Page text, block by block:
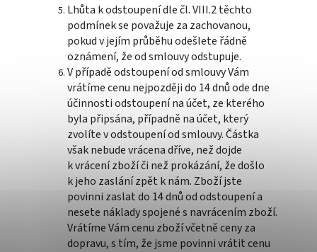
Lhůta k odstoupení dle čl. VIII.2 těchto
podmínek se považuje za zachovanou,
pokud v jejím průběhu odešlete řádně
oznámení, že od smlouvy odstupuje.
V případě odstoupení od smlouvy Vám
vrátíme cenu nejpozději do 14 dnů ode dne
účinnosti odstoupení na účet, ze kterého
byla připsána, případně na účet, který
zvolíte v odstoupení od smlouvy. Částka
však nebude vrácena dříve, než dojde
k vrácení zboží či než prokázání, že došlo
k jeho zaslání zpět k nám. Zboží jste
povinni zaslat do 14 dnů od odstoupení a
nesete náklady spojené s navrácením zboží.
Vrátíme Vám cenu zboží včetně ceny za
dopravu, s tím, že jsme povinni vrátit cenu